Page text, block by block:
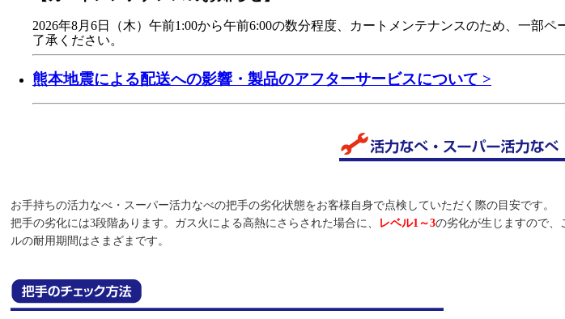
2026年8月6日（木）午前1:00から午前6:00の数分程度、カートメンテナンスのため、一部
了承ください。
熊本地震による配送への影響・製品のアフターサービスについて >
お手持ちの活力なべ・スーパー活力なべの把手の劣化状態をお客様自身で点検していただく際の目安です。
把手の劣化には3段階あります。ガス火による高熱にさらされた場合に、
レベル1～3の劣化が生じますので、
ルの耐用期間はさまざまです。